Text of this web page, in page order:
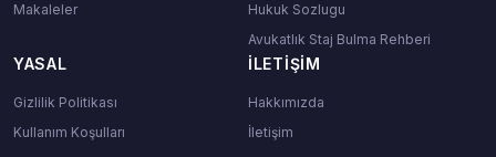
Makaleler
Hukuk Sozlugu
Avukatlık Staj Bulma Rehberi
YASAL
Gizlilik Politikası
Kullanım Koşulları
İLETIŞIM
Hakkımızda
İletişim